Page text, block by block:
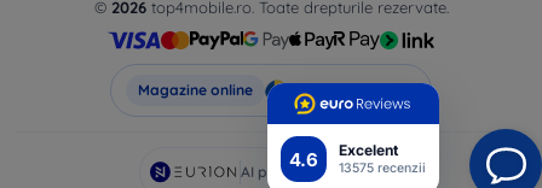
4.6 Excelent
13575 recenzii
© 2026top4mobile.ro. Toate drepturile rezervate.
Magazine online Top4Mobile.ro
AI powered byEurion